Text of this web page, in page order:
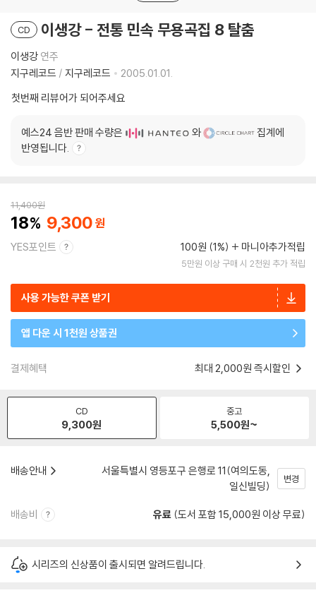
CD 이생강 - 전통 민속 무용곡집 8 탈춤
이생강 연주
지구레코드 / 지구레코드
2005.01.01.
첫번째 리뷰어가 되어주세요
예스24 음반 판매 수량은 와
집계에
반영됩니다.
11,400원
18 9,300
YES포인트 100원 (1%) 마니아추가적립
5만원 이상 구매 시 2천원 추가 적립
사용 가능한 쿠폰 받기
앱 다운 시 1천원 상품권
결제혜택 최대 2,000원 즉시할인
CD
9,300원
중고
5,500원~
배송안내
서울특별시 영등포구 은행로 11(여의도동,
일신빌딩)
변경
배송비 유료 (도서 포함 15,000원 이상 무료)
시리즈의 신상품이 출시되면 알려드립니다.